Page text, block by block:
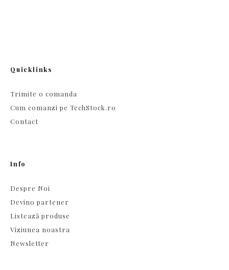
Quicklinks
Trimite o comanda
Cum comanzi pe TechStock.ro
Contact
Info
Despre Noi
Devino partener
Listează produse
Viziunea noastra
Newsletter